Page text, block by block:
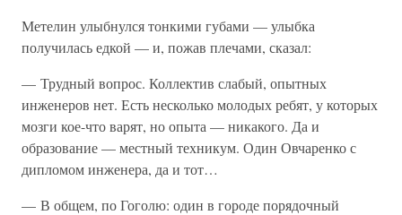
Метелин улыбнулся тонкими губами — улыбка
получилась едкой — и, пожав плечами, сказал:
— Трудный вопрос. Коллектив слабый, опытных
инженеров нет. Есть несколько молодых ребят, у которых
мозги кое-что варят, но опыта — никакого. Да и
образование — местный техникум. Один Овчаренко с
дипломом инженера, да и тот…
— В общем, по Гоголю: один в городе порядочный